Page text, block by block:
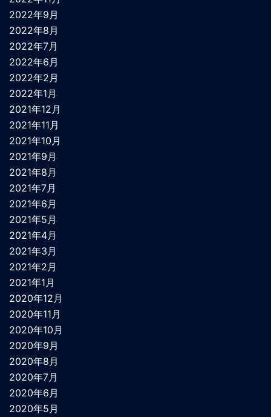
2022年9月
2022年8月
2022年7月
2022年6月
2022年2月
2022年1月
2021年12月
2021年11月
2021年10月
2021年9月
2021年8月
2021年7月
2021年6月
2021年5月
2021年4月
2021年3月
2021年2月
2021年1月
2020年12月
2020年11月
2020年10月
2020年9月
2020年8月
2020年7月
2020年6月
2020年5月